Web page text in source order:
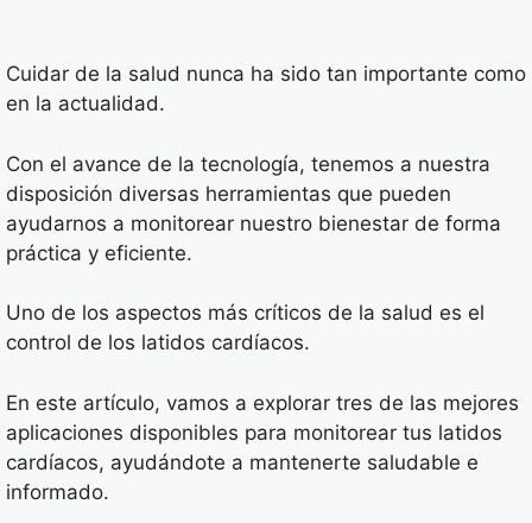
Cuidar de la salud nunca ha sido tan importante como
en la actualidad.
Con el avance de la tecnología, tenemos a nuestra
disposición diversas herramientas que pueden
ayudarnos a monitorear nuestro bienestar de forma
práctica y eficiente.
Uno de los aspectos más críticos de la salud es el
control de los latidos cardíacos.
En este artículo, vamos a explorar tres de las mejores
aplicaciones disponibles para monitorear tus latidos
cardíacos, ayudándote a mantenerte saludable e
informado.